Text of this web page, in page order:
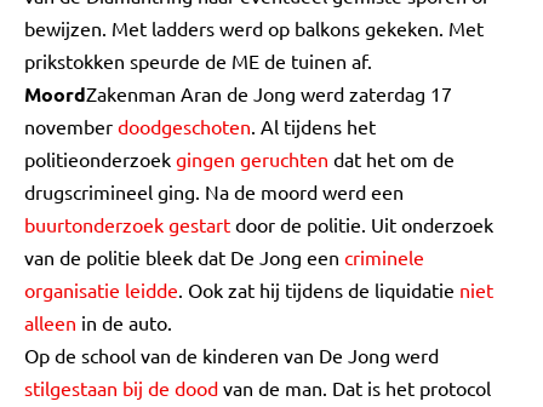
bewijzen. Met ladders werd op balkons gekeken. Met
prikstokken speurde de ME de tuinen af.
MoordZakenman Aran de Jong werd zaterdag 17
november doodgeschoten. Al tijdens het
politieonderzoek gingen geruchten dat het om de
drugscrimineel ging. Na de moord werd een
buurtonderzoek gestart door de politie. Uit onderzoek
van de politie bleek dat De Jong een criminele
organisatie leidde. Ook zat hij tijdens de liquidatie niet
alleen in de auto.
Op de school van de kinderen van De Jong werd
stilgestaan bij de dood van de man. Dat is het protocol